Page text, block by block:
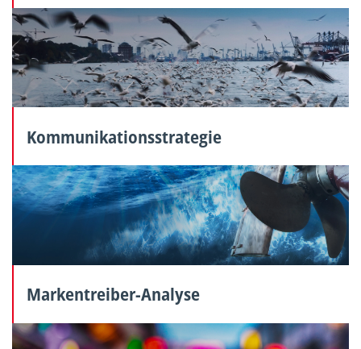
Kommunikationsstrategie
Markentreiber-Analyse